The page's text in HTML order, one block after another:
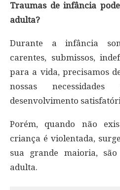
Traumas de infância
adulta?
Durante a infância
carentes, submissos,
para a vida, precisamos
nossas
desenvolvimento
Porém, quando não
criança é violentada,
sua grande maioria,
adulta.